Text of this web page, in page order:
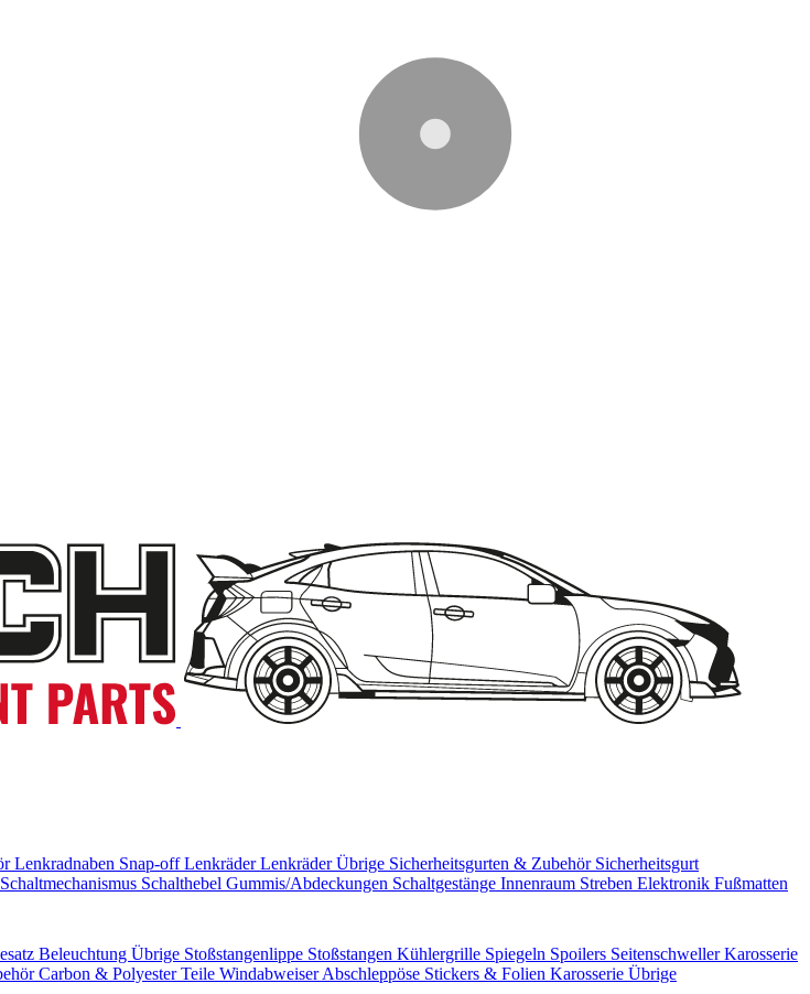
Lenkradnaben Snap-offLenkräderLenkräder Übrige Sicherheitsgurten & Zubehör Sicherheitsgurt
Schaltmechanismus Schalthebel Gummis/Abdeckungen Schaltgestänge Innenraum Streben Elektronik Fußmatten
Beleuchtung Übrige Stoßstangenlippe Stoßstangen Kühlergrille Spiegeln Spoilers SeitenschwellerKarosserie
Carbon & Polyester Teile WindabweiserAbschleppöse Stickers & Folien Karosserie Übrige